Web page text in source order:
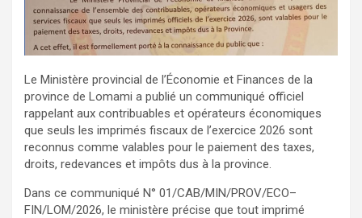
Le Ministère provincial de l’Économie et Finances de la
province de Lomami a publié un communiqué officiel
rappelant aux contribuables et opérateurs économiques
que seuls les imprimés fiscaux de l’exercice 2026 sont
reconnus comme valables pour le paiement des taxes,
droits, redevances et impôts dus à la province.
Dans ce communiqué N° 01/CAB/MIN/PROV/ECO–
FIN/LOM/2026, le ministère précise que tout imprimé